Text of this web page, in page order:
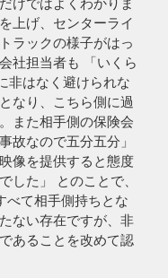
けではよくわかりま
上げ、センターライ
ラックの様子がはっ
社担当者も 「いくら
非はなく避けられな
なり、こちら側に過
また相手側の保険会
故なので五分五分」
像を提供すると態度
した」 とのことで、
べて相手側持ちとな
ない存在ですが、非
あることを改めて認